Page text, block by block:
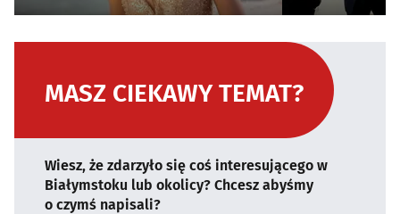
MASZ CIEKAWY TEMAT?
Wiesz, że zdarzyło się coś interesującego w
Białymstoku lub okolicy? Chcesz abyśmy
o czymś napisali?